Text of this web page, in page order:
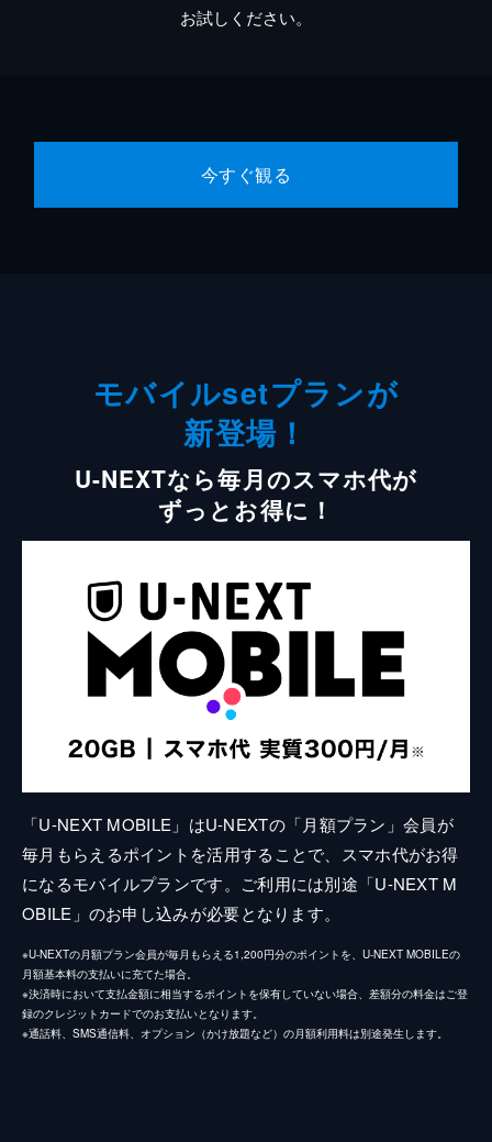
お試しください。
今すぐ観る
モバイルsetプランが
新登場！
U-NEXTなら毎月のスマホ代が
ずっとお得に！
「U-NEXT MOBILE」はU-NEXTの「月額プラン」会員が
毎月もらえるポイントを活用することで、スマホ代がお得
になるモバイルプランです。ご利用には別途「U-NEXT M
OBILE」のお申し込みが必要となります。
※U-NEXTの月額プラン会員が毎月もらえる1,200円分のポイントを、U-NEXT MOBILEの
月額基本料の支払いに充てた場合。
※決済時において支払金額に相当するポイントを保有していない場合、差額分の料金はご登
録のクレジットカードでのお支払いとなります。
※通話料、SMS通信料、オプション（かけ放題など）の月額利用料は別途発生します。